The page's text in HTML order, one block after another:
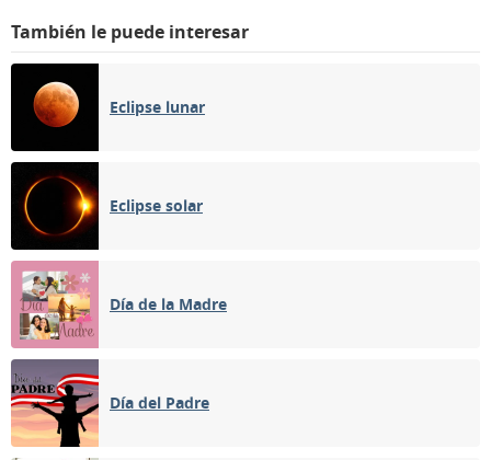
También le puede interesar
Eclipse lunar
Eclipse solar
Día de la Madre
Día del Padre